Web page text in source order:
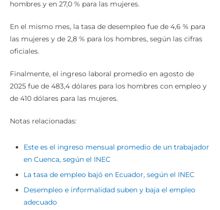
hombres y en 27,0 % para las mujeres.
En el mismo mes, la tasa de desempleo fue de 4,6 % para
las mujeres y de 2,8 % para los hombres, según las cifras
oficiales.
Finalmente, el ingreso laboral promedio en agosto de
2025 fue de 483,4 dólares para los hombres con empleo y
de 410 dólares para las mujeres.
Notas relacionadas:
Este es el ingreso mensual promedio de un trabajador
en Cuenca, según el INEC
La tasa de empleo bajó en Ecuador, según el INEC
Desempleo e informalidad suben y baja el empleo
adecuado